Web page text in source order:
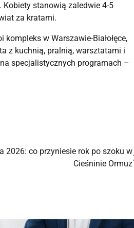
Kobiety stanowią zaledwie 4-5
za kratami.
w Warszawie-Białołęce,
z kuchnią, pralnią, warsztatami i
specjalistycznych programach –
2026: co przyniesie rok po szoku w
Cieśninie Ormuz